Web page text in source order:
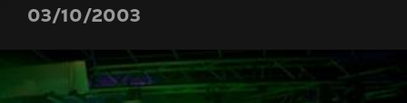
03/10/2003